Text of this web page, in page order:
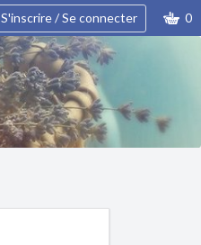
S'inscrire / Se connecter 0